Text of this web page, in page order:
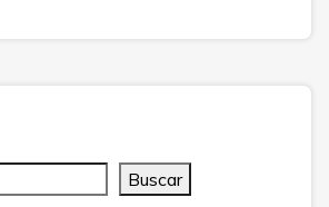
Buscar